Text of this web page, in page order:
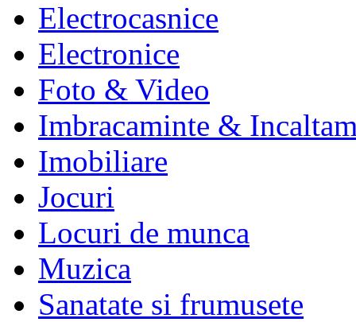
Electrocasnice
Electronice
Foto & Video
Imbracaminte &
Imobiliare
Jocuri
Locuri de munca
Muzica
Sanatate si frumusete